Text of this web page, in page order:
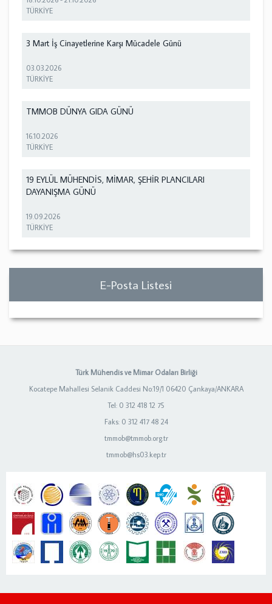
TÜRKİYE
3 Mart İş Cinayetlerine Karşı Mücadele Günü
03.03.2026
TÜRKİYE
TMMOB DÜNYA GIDA GÜNÜ
16.10.2026
TÜRKİYE
19 EYLÜL MÜHENDİS, MİMAR, ŞEHİR PLANCILARI
DAYANIŞMA GÜNÜ
19.09.2026
TÜRKİYE
E-Posta Listesi
Türk Mühendis ve Mimar Odaları Birliği
Kocatepe Mahallesi Selanik Caddesi No:19/1 06420 Çankaya/ANKARA
Tel: 0 312 418 12 75
Faks: 0 312 417 48 24
tmmob@tmmob.org.tr
tmmob@hs03.kep.tr